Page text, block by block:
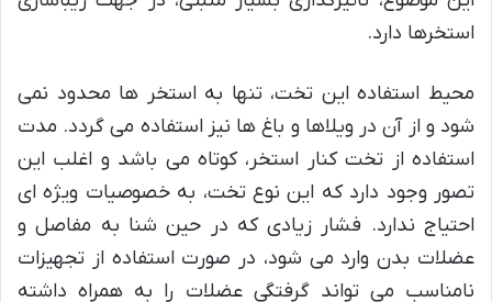
استخرها دارد.
محیط استفاده این تخت، تنها به استخر ها محدود نمی
شود و از آن در ویلاها و باغ ها نیز استفاده می گردد. مدت
استفاده از تخت کنار استخر، کوتاه می باشد و اغلب این
تصور وجود دارد که این نوع تخت، به خصوصیات ویژه ای
احتیاج ندارد. فشار زیادی که در حین شنا به مفاصل و
عضلات بدن وارد می شود، در صورت استفاده از تجهیزات
نامناسب می تواند گرفتگی عضلات را به همراه داشته